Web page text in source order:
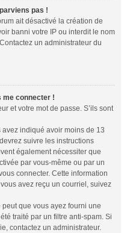
pas !
ait désactivé la création de
banni votre IP ou interdit le nom
un administrateur du
me connecter !
et votre mot de passe. S’ils sont
avez indiqué avoir moins de 13
suivre les instructions
également nécessiter que
par vous-même ou par un
connecter. Cette information
avez reçu un courriel, suivez
que vous ayez fourni une
traité par un filtre anti-spam. Si
contactez un administrateur.